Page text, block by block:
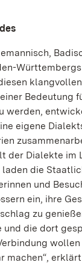
Bedeutung
werden,
eigene
der Dialekte im
die
und
ein, ihre
zu
und die dort
machen“,